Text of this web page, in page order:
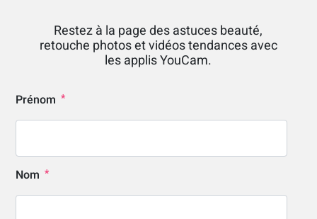
Restez à la page des astuces beauté,
retouche photos et vidéos tendances avec
les applis YouCam.
Prénom
Nom